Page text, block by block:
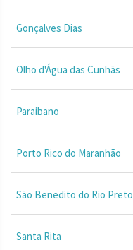
Gonçalves Dias
Olho d'Água das Cunhãs
Paraibano
Porto Rico do Maranhão
São Benedito do Rio Preto
Santa Rita